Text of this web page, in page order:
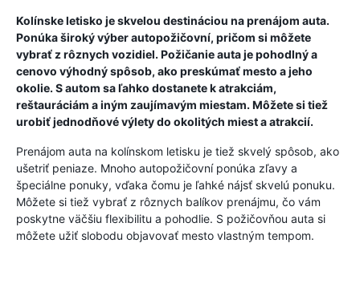
Kolínske letisko je skvelou destináciou na prenájom auta.
Ponúka široký výber autopožičovní, pričom si môžete
vybrať z rôznych vozidiel. Požičanie auta je pohodlný a
cenovo výhodný spôsob, ako preskúmať mesto a jeho
okolie. S autom sa ľahko dostanete k atrakciám,
reštauráciám a iným zaujímavým miestam. Môžete si tiež
urobiť jednodňové výlety do okolitých miest a atrakcií.
Prenájom auta na kolínskom letisku je tiež skvelý spôsob, ako
ušetriť peniaze. Mnoho autopožičovní ponúka zľavy a
špeciálne ponuky, vďaka čomu je ľahké nájsť skvelú ponuku.
Môžete si tiež vybrať z rôznych balíkov prenájmu, čo vám
poskytne väčšiu flexibilitu a pohodlie. S požičovňou auta si
môžete užiť slobodu objavovať mesto vlastným tempom.